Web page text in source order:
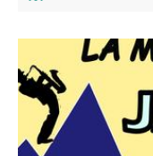
La 5ème édition du
déroule dans
Moyen Verdon.